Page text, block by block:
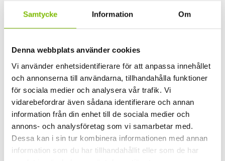
Samtycke Information Om
Denna webbplats använder cookies
Vi använder enhetsidentifierare för att anpassa innehållet
och annonserna till användarna, tillhandahålla funktioner
för sociala medier och analysera vår trafik. Vi
vidarebefordrar även sådana identifierare och annan
information från din enhet till de sociala medier och
annons- och analysföretag som vi samarbetar med.
Dessa kan i sin tur kombinera informationen med annan
information som du har tillhandahållit eller som de har
Glas
D4-12 Dubbelhärdat Energi Argon
Twin Light Skjutparti
Kulör profiler
Ral 9010 Vit, Ral 9005 Svart, DB703 Grå